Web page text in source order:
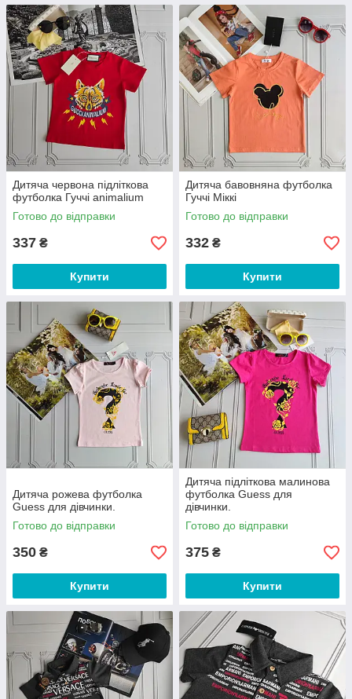
Дитяча червона підліткова
футболка Гуччі animalium
Готово до відправки
337 ₴
Купити
Дитяча бавовняна футболка
Гуччі Міккі
Готово до відправки
332 ₴
Купити
Дитяча рожева футболка
Guess для дівчинки.
Готово до відправки
350 ₴
Купити
Дитяча підліткова малинова
футболка Guess для
дівчинки.
Готово до відправки
375 ₴
Купити